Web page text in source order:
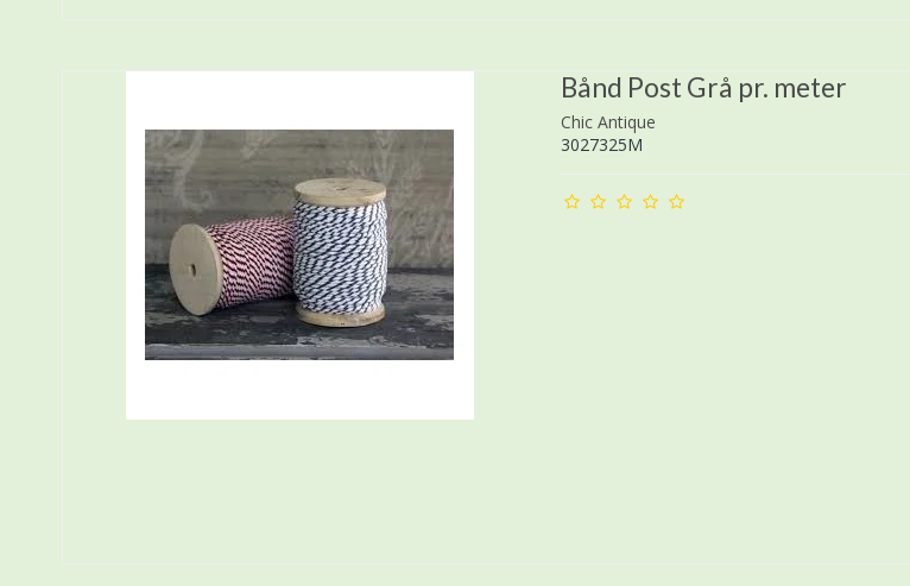
Bånd Post Grå pr. meter
Chic Antique
3027325M